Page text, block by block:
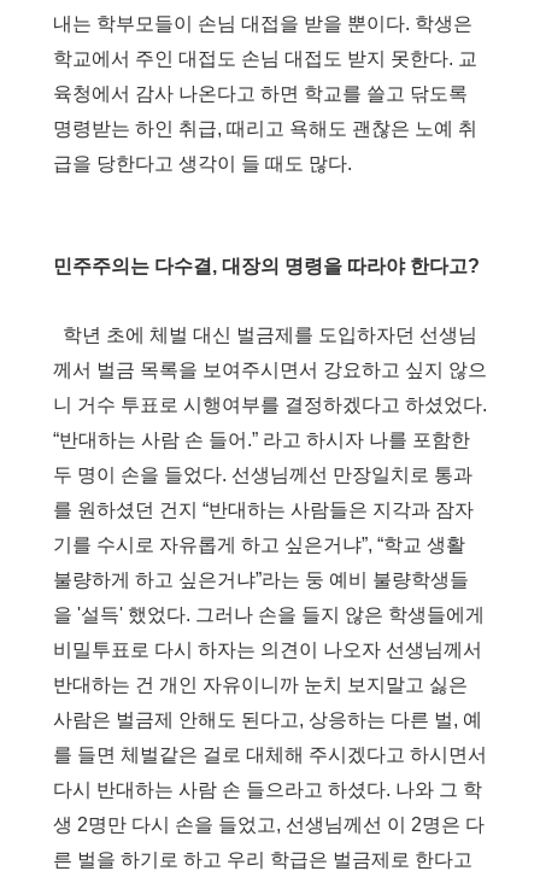
내는 학부모들이 손님 대접을 받을 뿐이다. 학생은
학교에서 주인 대접도 손님 대접도 받지 못한다. 교
육청에서 감사 나온다고 하면 학교를 쓸고 닦도록
명령받는 하인 취급, 때리고 욕해도 괜찮은 노예 취
급을 당한다고 생각이 들 때도 많다.
민주주의는 다수결, 대장의 명령을 따라야 한다고?
학년 초에 체벌 대신 벌금제를 도입하자던 선생님
께서 벌금 목록을 보여주시면서 강요하고 싶지 않으
니 거수 투표로 시행여부를 결정하겠다고 하셨었다.
“반대하는 사람 손 들어 .” 라고 하시자 나를 포함한
두 명이 손을 들었다. 선생님께선 만장일치로 통과
를 원하셨던 건지 “반대하는 사람들은 지각과 잠자
기를 수시로 자유롭게 하고 싶은거냐”, “학교 생활
불량하게 하고 싶은거냐”라는 둥 예비 불량학생들
을 '설득' 했었다. 그러나 손을 들지 않은 학생들에게
비밀투표로 다시 하자는 의견이 나오자 선생님께서
반대하는 건 개인 자유이니까 눈치 보지말고 싫은
사람은 벌금제 안해도 된다고, 상응하는 다른 벌, 예
를 들면 체벌같은 걸로 대체해 주시겠다고 하시면서
다시 반대하는 사람 손 들으라고 하셨다. 나와 그 학
생 2명만 다시 손을 들었고, 선생님께선 이 2명은 다
른 벌을 하기로 하고 우리 학급은 벌금제로 한다고